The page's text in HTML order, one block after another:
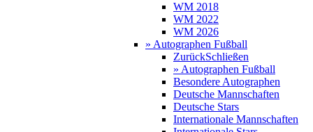
WM 2018
WM 2022
WM 2026
» Autographen Fußball
ZurückSchließen
» Autographen Fußball
Besondere Autographen
Deutsche Mannschaften
Deutsche Stars
Internationale Mannschaften